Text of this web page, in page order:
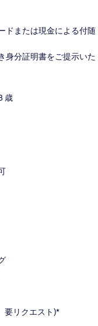
ドまたは現金による付随
身分証明書をご提示いた
歳
要リクエスト)*